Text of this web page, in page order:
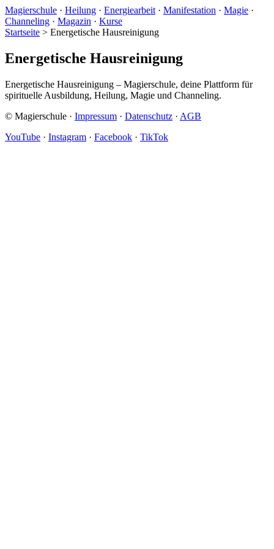
Magierschule · Heilung · Energiearbeit · Manifestation · Magie ·
Channeling · Magazin · Kurse
Startseite > Energetische Hausreinigung
Energetische Hausreinigung
Energetische Hausreinigung – Magierschule, deine Plattform für
spirituelle Ausbildung, Heilung, Magie und Channeling.
© Magierschule · Impressum · Datenschutz · AGB
YouTube · Instagram · Facebook · TikTok